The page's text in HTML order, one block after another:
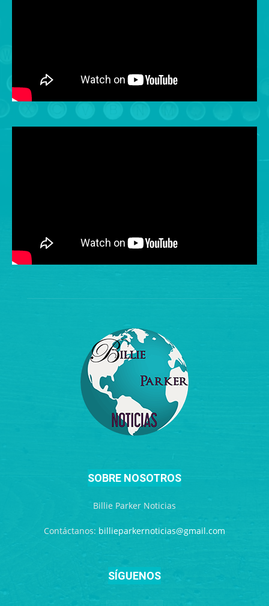
SOBRE NOSOTROS
Billie Parker Noticias
Contáctanos: billieparkernoticias@gmail.com
SÍGUENOS